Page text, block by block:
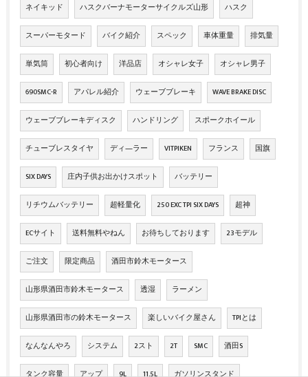
ネイキッド ハスクバーナモーターサイクルズ山形 ハスク
スーパーモタード バイク紹介 スペック 車体重量 排気量
単気筒 初心者向け 洋品店 オシャレ女子 オシャレ男子
690SMC-R アパレル紹介 ウェーブブレーキ WAVE BRAKE DISC
ウェーブブレーキディスク ハンドリング スポークホイール
チューブレスタイヤ ディ―ラー VITPIKEN フランス 国旗
SIX DAYS 庄内子供お出かけスポット バッテリー
リチウムバッテリー 超軽量化 250 EXC TPI SIX DAYS 超神
ECサイト 送料無料やねん お待ちしております 23モデル
ご注文 限定商品 酒田市鈴木モータース
山形県酒田市鈴木モータース 透湿 ラーメン
山形県酒田市の鈴木モータース 楽しいバイク屋さん TPIとは
なんなんやろ システム 2スト 2T SMC 酒田S
タンク容量 アップ 9L 11.5L ガソリンスタンド